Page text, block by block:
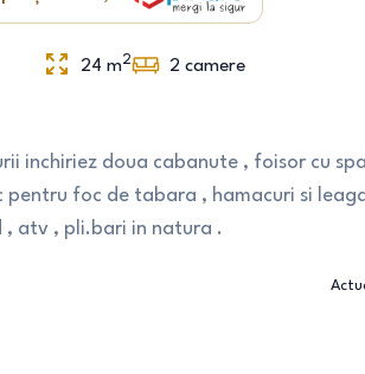
24 m2 2 camere
inchiriez doua cabanute , foisor cu
foc de tabara , hamacuri si
atv , pli.bari in natura .